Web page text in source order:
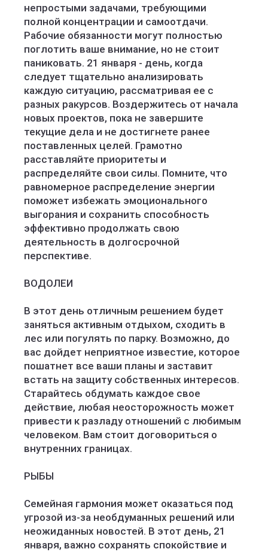
непростыми задачами, требующими
полной концентрации и самоотдачи.
Рабочие обязанности могут полностью
поглотить ваше внимание, но не стоит
паниковать. 21 января - день, когда
следует тщательно анализировать
каждую ситуацию, рассматривая ее с
разных ракурсов. Воздержитесь от начала
новых проектов, пока не завершите
текущие дела и не достигнете ранее
поставленных целей. Грамотно
расставляйте приоритеты и
распределяйте свои силы. Помните, что
равномерное распределение энергии
поможет избежать эмоционального
выгорания и сохранить способность
эффективно продолжать свою
деятельность в долгосрочной
перспективе.
ВОДОЛЕИ
В этот день отличным решением будет
заняться активным отдыхом, сходить в
лес или погулять по парку. Возможно, до
вас дойдет неприятное известие, которое
пошатнет все ваши планы и заставит
встать на защиту собственных интересов.
Старайтесь обдумать каждое свое
действие, любая неосторожность может
привести к разладу отношений с любимым
человеком. Вам стоит договориться о
внутренних границах.
РЫБЫ
Семейная гармония может оказаться под
угрозой из-за необдуманных решений или
неожиданных новостей. В этот день, 21
января, важно сохранять спокойствие и